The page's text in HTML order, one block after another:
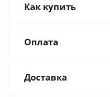
Как купить
Оплата
Доставка